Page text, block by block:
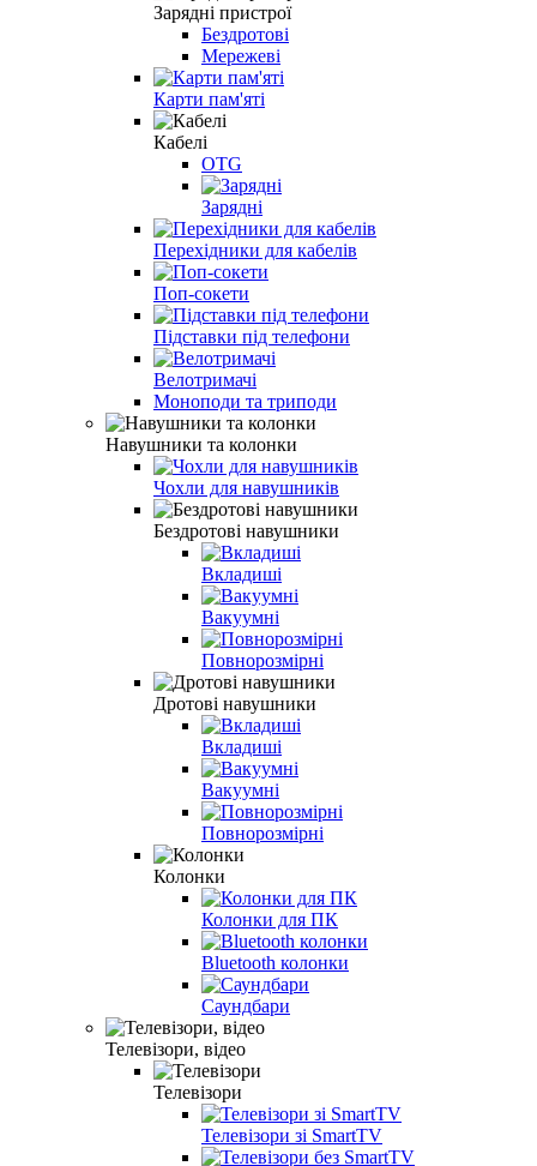
Зарядні пристрої
Бездротові
Мережеві
Карти пам'яті
Кабелі
OTG
Зарядні
Перехідники для кабелів
Поп-сокети
Підставки під телефони
Велотримачі
Моноподи та триподи
Навушники та колонки
Чохли для навушників
Бездротові навушники
Вкладиші
Вакуумні
Повнорозмірні
Дротові навушники
Вкладиші
Вакуумні
Повнорозмірні
Колонки
Колонки для ПК
Bluetooth колонки
Саундбари
Телевізори, відео
Телевізори
Телевізори зі SmartTV